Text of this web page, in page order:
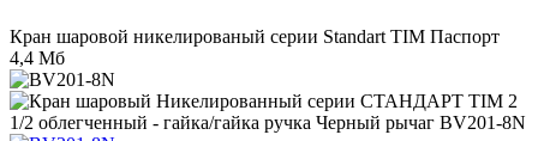
Кран шаровой никелированый серии Standart TIM Паспорт
4,4 Мб